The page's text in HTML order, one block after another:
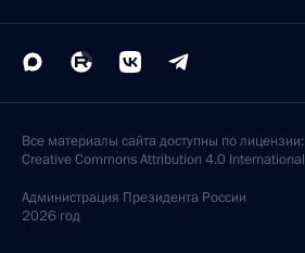
Все материалы сайта доступны по лицензии:
Creative Commons Attribution 4.0 International
Администрация Президента России
2026 год